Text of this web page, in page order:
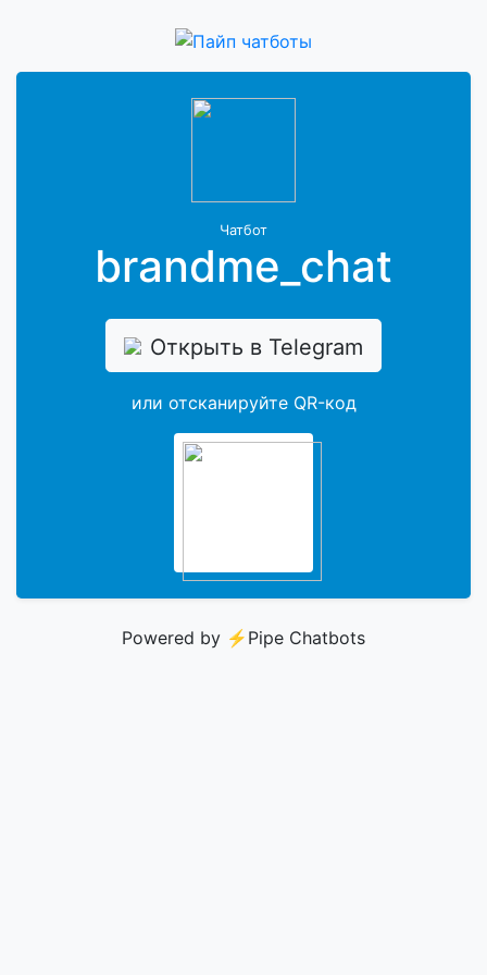
Чатбот
brandme_chat
Открыть в Telegram
или отсканируйте QR-код
Powered by ⚡️ Pipe Chatbots